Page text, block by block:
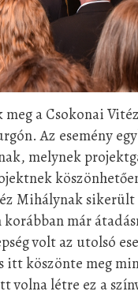
a Csokonai
Az esemény
melynek
Mihálynak
már
volt az utolsó
itt köszönte meg
létre ez a